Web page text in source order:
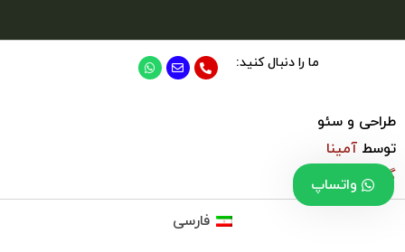
ما را دنبال کنید:
طراحی و سئو
توسط آمینا
گروپ واتساپ
فارسی